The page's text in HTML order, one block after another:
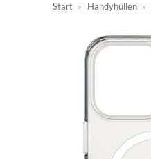
Start » Handyhüllen »